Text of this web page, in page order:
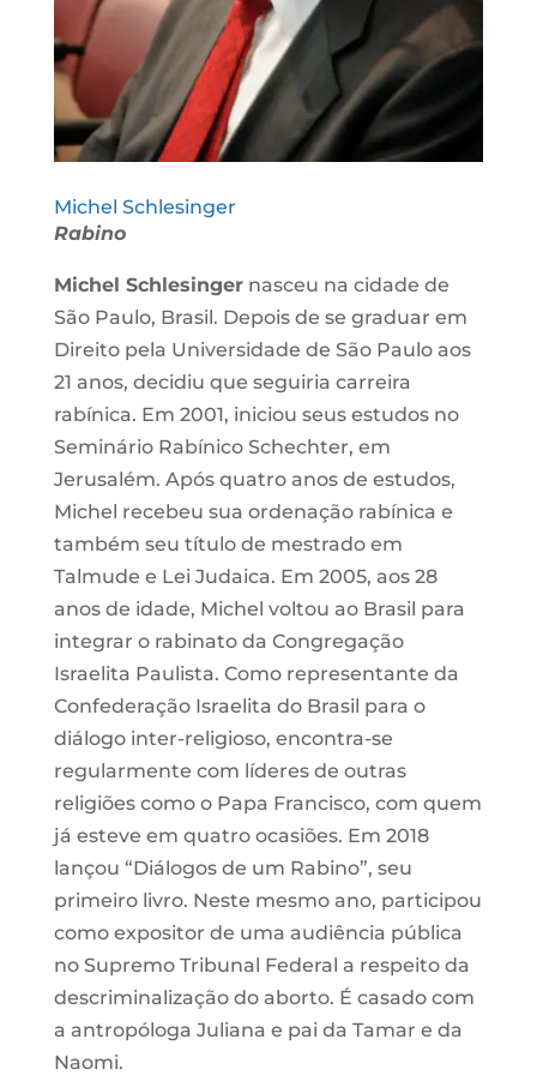
Michel Schlesinger
Rabino
Michel Schlesingernasceu na cidade de
São Paulo, Brasil. Depois de se graduar em
Direito pela Universidade de São Paulo aos
21 anos, decidiu que seguiria carreira
rabínica. Em 2001, iniciou seus estudos no
Seminário Rabínico Schechter, em
Jerusalém. Após quatro anos de estudos,
Michel recebeu sua ordenação rabínica e
também seu título de mestrado em
Talmude e Lei Judaica. Em 2005, aos 28
anos de idade, Michel voltou ao Brasil para
integrar o rabinato da Congregação
Israelita Paulista. Como representante da
Confederação Israelita do Brasil para o
diálogo inter-religioso, encontra-se
regularmente com líderes de outras
religiões como o Papa Francisco, com quem
já esteve em quatro ocasiões. Em 2018
lançou “Diálogos de um Rabino”, seu
primeiro livro. Neste mesmo ano, participou
como expositor de uma audiência pública
no Supremo Tribunal Federal a respeito da
descriminalização do aborto. É casado com
a antropóloga Juliana e pai da Tamar e da
Naomi.